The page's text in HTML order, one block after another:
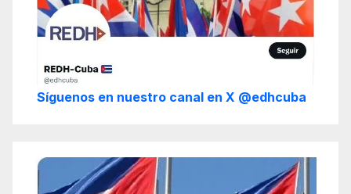
Síguenos en nuestro canal en X @edhcuba